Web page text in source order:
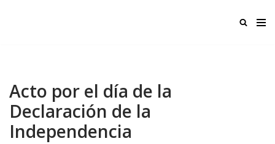
Acto por el día de la
Declaración de la
Independencia